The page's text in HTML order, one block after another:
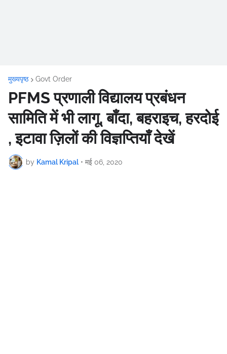
मुख्यपृष्ठ Govt Order
PFMS प्रणाली विद्यालय प्रबंधन
सामिति में भी लागू, बाँदा, बहराइच, हरदोई
, इटावा ज़िलों की विज्ञप्तियाँ देखें
by Kamal Kripal • मई 06, 2020